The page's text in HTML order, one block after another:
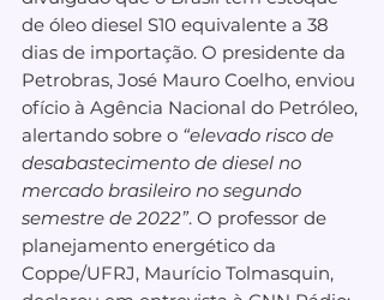
de óleo diesel S10 equivalente a 38
dias de importação. O presidente da
Petrobras, José Mauro Coelho, enviou
ofício à Agência Nacional do Petróleo,
alertando sobre o “elevado risco de
desabastecimento de diesel no
mercado brasileiro no segundo
semestre de 2022”. O professor de
planejamento energético da
Coppe/UFRJ, Maurício Tolmasquin,